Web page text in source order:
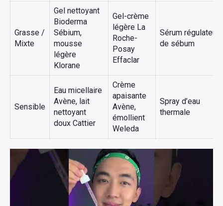
Grasse /
Mixte
Gel nettoyant
Bioderma
Sébium,
mousse
légère
Klorane
Gel-crème
légère La
Roche-
Posay
Effaclar
Sérum régulateur
de sébum
Sensible
Eau micellaire
Avène, lait
nettoyant
doux Cattier
Crème
apaisante
Avène,
émollient
Weleda
Spray d’eau
thermale